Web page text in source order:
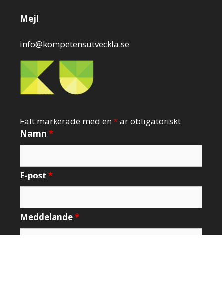
Mejl
info@kompetensutveckla.se
Fält markerade med en*är obligatoriskt
Namn *
E-post *
Meddelande*